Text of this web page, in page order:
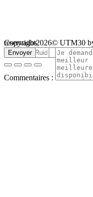
Copyright2026© UTM30 by TOPOcas. Todos los derechos reservados
Demande d'offre
Nom :
Courriel :
Téléphone :
Produit :
Commentaires :
Envoyer